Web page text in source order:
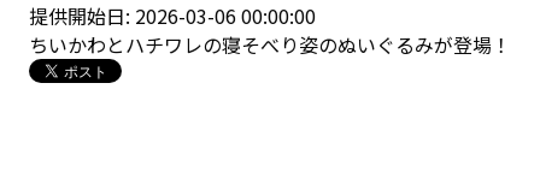
提供開始日: 2026-03-06 00:00:00
ちいかわとハチワレの寝そべり姿のぬいぐるみが登場！